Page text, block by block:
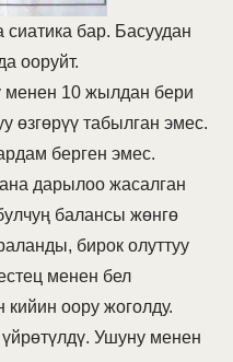
сиатика бар. Басуудан
ооруйт.
менен 10 жылдан бери
өзгөрүү табылган эмес.
берген эмес.
дарылоо жасалган
балансы жөнгө
бирок олуттуу
менен бел
кийин оору жоголду.
үйрөтүлдү. Ушуну менен